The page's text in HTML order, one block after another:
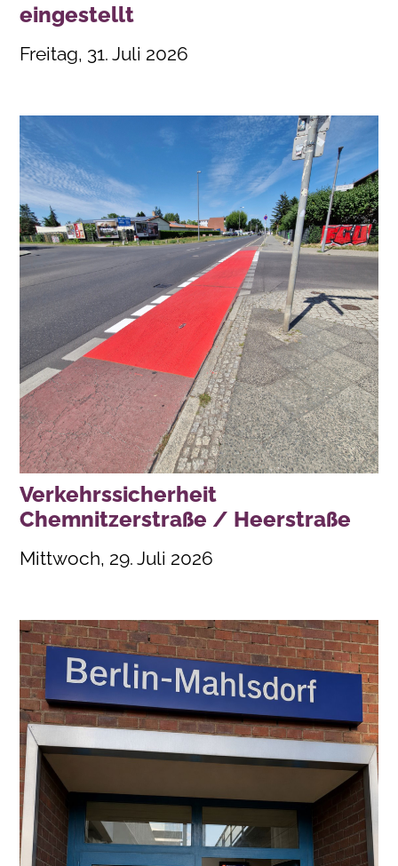
eingestellt
Freitag, 31. Juli 2026
Verkehrssicherheit
Chemnitzerstraße / Heerstraße
Mittwoch, 29. Juli 2026